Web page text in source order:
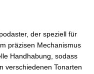
der speziell für
präzisen Mechanismus
Handhabung, sodass
verschiedenen Tonarten